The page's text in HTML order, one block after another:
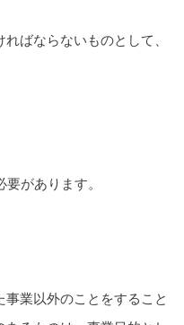
ばならないものとして、
があります。
業以外のことをすること